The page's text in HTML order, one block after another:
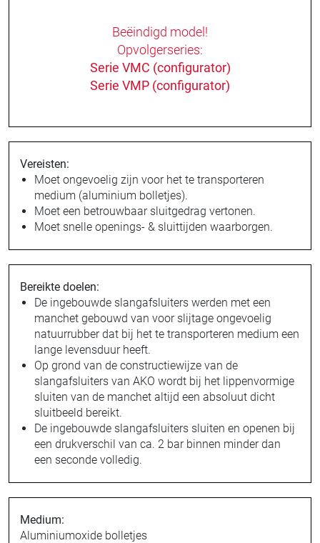
Beëindigd model!
Opvolgerseries:
Serie VMC (configurator)
Serie VMP (configurator)
Vereisten:
Moet ongevoelig zijn voor het te transporteren
medium (aluminium bolletjes).
Moet een betrouwbaar sluitgedrag vertonen.
Moet snelle openings- & sluittijden waarborgen.
Bereikte doelen:
De ingebouwde slangafsluiters werden met een
manchet gebouwd van voor slijtage ongevoelig
natuurrubber dat bij het te transporteren medium een
lange levensduur heeft.
Op grond van de constructiewijze van de
slangafsluiters van AKO wordt bij het lippenvormige
sluiten van de manchet altijd een absoluut dicht
sluitbeeld bereikt.
De ingebouwde slangafsluiters sluiten en openen bij
een drukverschil van ca. 2 bar binnen minder dan
een seconde volledig.
Medium:
Aluminiumoxide bolletjes